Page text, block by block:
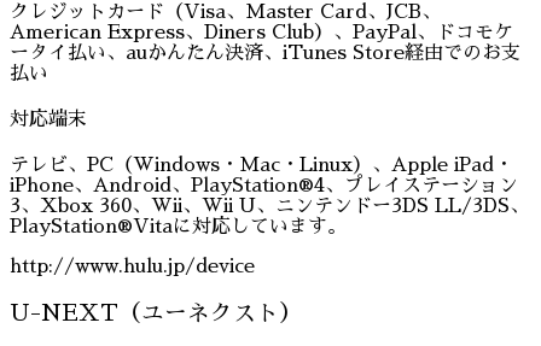
クレジットカード（Visa、Master Card、JCB、
American Express、Diners Club）、PayPal、ドコモケ
ータイ払い、auかんたん決済、iTunes Store経由でのお支
払い
対応端末
テレビ、PC（Windows・Mac・Linux）、Apple iPad・
iPhone、Android、PlayStation®4、プレイステーション
3、Xbox 360、Wii、Wii U、ニンテンドー3DS LL/3DS、
PlayStation®Vitaに対応しています。
http://www.hulu.jp/device
U-NEXT（ユーネクスト）